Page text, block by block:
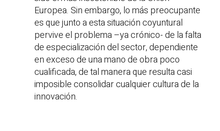
Europea. Sin embargo, lo más preocupante
es que junto a esta situación coyuntural
pervive el problema –ya crónico- de la falta
de especialización del sector, dependiente
en exceso de una mano de obra poco
cualificada, de tal manera que resulta casi
imposible consolidar cualquier cultura de la
innovación.